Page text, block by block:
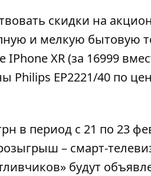
скидки на
и мелкую бытовую
IPhone XR(за 16999
EP2221/40 по
в период с 21 по 23
– смарт-
будут